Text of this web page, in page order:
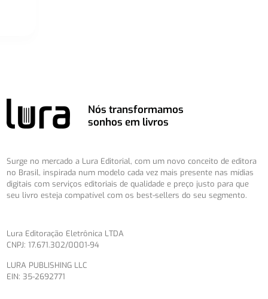
Nós transformamos
sonhos em livros
Surge no mercado a Lura Editorial, com um novo conceito de editora
no Brasil, inspirada num modelo cada vez mais presente nas mídias
digitais com serviços editoriais de qualidade e preço justo para que
seu livro esteja compatível com os best-sellers do seu segmento.
Lura Editoração Eletrônica LTDA
CNPJ: 17.671.302/0001-94
LURA PUBLISHING LLC
EIN: 35-2692771